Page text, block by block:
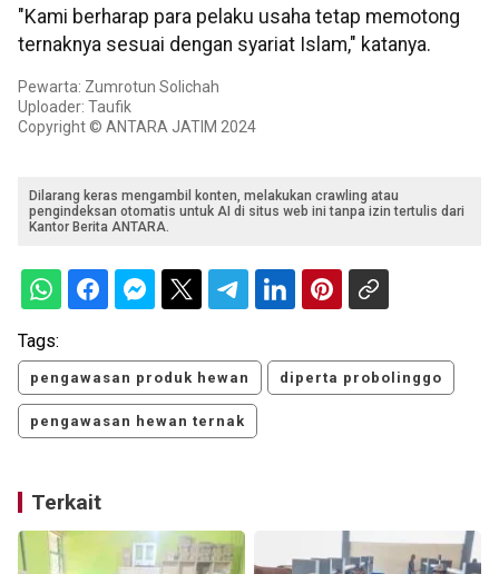
"Kami berharap para pelaku usaha tetap memotong
ternaknya sesuai dengan syariat Islam," katanya.
Pewarta: Zumrotun Solichah
Uploader: Taufik
Copyright © ANTARA JATIM 2024
Dilarang keras mengambil konten, melakukan crawling atau
pengindeksan otomatis untuk AI di situs web ini tanpa izin tertulis dari
Kantor Berita ANTARA.
Tags:
pengawasan produk hewan diperta probolinggo
pengawasan hewan ternak
Terkait